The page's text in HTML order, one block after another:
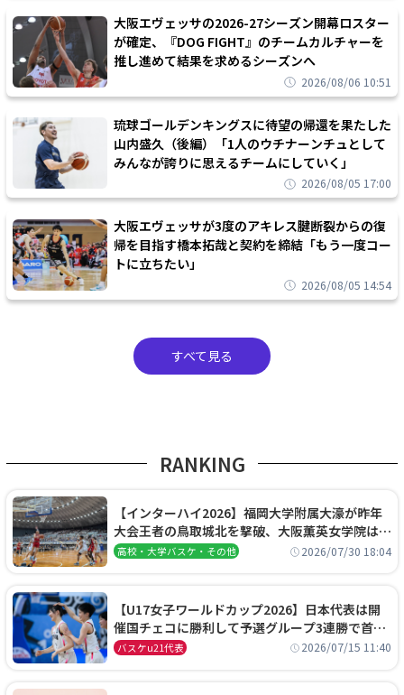
大阪エヴェッサの2026-27シーズン開幕ロスター
が確定、『DOG FIGHT』のチームカルチャーを
推し進めて結果を求めるシーズンへ
2026/08/06 10:51
琉球ゴールデンキングスに待望の帰還を果たした
山内盛久（後編）「1人のウチナーンチュとして
みんなが誇りに思えるチームにしていく」
2026/08/05 17:00
大阪エヴェッサが3度のアキレス腱断裂からの復
帰を目指す橋本拓哉と契約を締結「もう一度コー
トに立ちたい」
2026/08/05 14:54
すべて見る
RANKING
【インターハイ2026】福岡大学附属大濠が昨年
大会王者の鳥取城北を撃破、大阪薫英女学院は岐
阜女子に完勝、大会3日目試合結果
高校・大学バスケ・その他 2026/07/30 18:04
【U17女子ワールドカップ2026】日本代表は開
催国チェコに勝利して予選グループ3連勝で首位
通過！準々決勝の相手はエジプトに決定
バスケu21代表 2026/07/15 11:40